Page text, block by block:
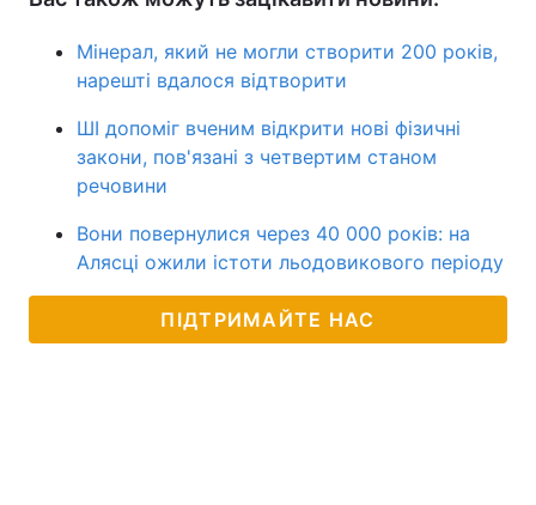
Мінерал, який не могли створити 200 років,
нарешті вдалося відтворити
ШІ допоміг вченим відкрити нові фізичні
закони, пов'язані з четвертим станом
речовини
Вони повернулися через 40 000 років: на
Алясці ожили істоти льодовикового періоду
ПІДТРИМАЙТЕ НАС